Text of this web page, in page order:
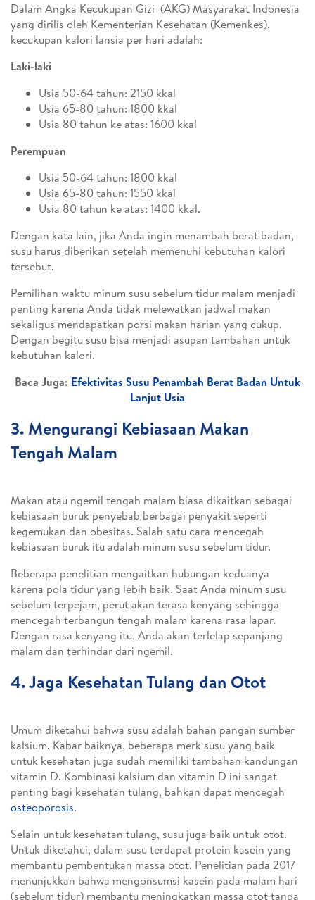
Dalam Angka Kecukupan Gizi (AKG) Masyarakat Indonesia
yang dirilis oleh Kementerian Kesehatan (Kemenkes),
kecukupan kalori lansia per hari adalah:
Laki-laki
Usia 50-64 tahun: 2150 kkal
Usia 65-80 tahun: 1800 kkal
Usia 80 tahun ke atas: 1600 kkal
Perempuan
Usia 50-64 tahun: 1800 kkal
Usia 65-80 tahun: 1550 kkal
Usia 80 tahun ke atas: 1400 kkal.
Dengan kata lain, jika Anda ingin menambah berat badan,
susu harus diberikan setelah memenuhi kebutuhan kalori
tersebut.
Pemilihan waktu minum susu sebelum tidur malam menjadi
penting karena Anda tidak melewatkan jadwal makan
sekaligus mendapatkan porsi makan harian yang cukup.
Dengan begitu susu bisa menjadi asupan tambahan untuk
kebutuhan kalori.
Baca Juga: Efektivitas Susu Penambah Berat Badan Untuk
Lanjut Usia
3. Mengurangi Kebiasaan Makan
Tengah Malam
Makan atau ngemil tengah malam biasa dikaitkan sebagai
kebiasaan buruk penyebab berbagai penyakit seperti
kegemukan dan obesitas. Salah satu cara mencegah
kebiasaan buruk itu adalah minum susu sebelum tidur.
Beberapa penelitian mengaitkan hubungan keduanya
karena pola tidur yang lebih baik. Saat Anda minum susu
sebelum terpejam, perut akan terasa kenyang sehingga
mencegah terbangun tengah malam karena rasa lapar.
Dengan rasa kenyang itu, Anda akan terlelap sepanjang
malam dan terhindar dari ngemil.
4. Jaga Kesehatan Tulang dan Otot
Umum diketahui bahwa susu adalah bahan pangan sumber
kalsium. Kabar baiknya, beberapa merk susu yang baik
untuk kesehatan juga sudah memiliki tambahan kandungan
vitamin D. Kombinasi kalsium dan vitamin D ini sangat
penting bagi kesehatan tulang, bahkan dapat mencegah
osteoporosis.
Selain untuk kesehatan tulang, susu juga baik untuk otot.
Untuk diketahui, dalam susu terdapat protein kasein yang
membantu pembentukan massa otot. Penelitian pada 2017
menunjukkan bahwa mengonsumsi kasein pada malam hari
(sebelum tidur) membantu meningkatkan massa otot tanpa